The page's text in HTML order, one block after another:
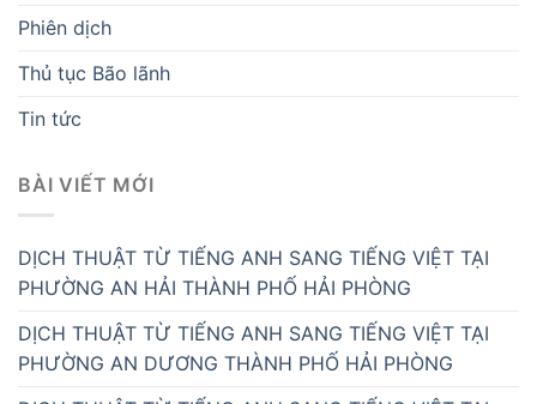
Phiên dịch
Thủ tục Bão lãnh
Tin tức
BÀI VIẾT MỚI
DỊCH THUẬT TỪ TIẾNG ANH SANG TIẾNG VIỆT TẠI
PHƯỜNG AN HẢI THÀNH PHỐ HẢI PHÒNG
DỊCH THUẬT TỪ TIẾNG ANH SANG TIẾNG VIỆT TẠI
PHƯỜNG AN DƯƠNG THÀNH PHỐ HẢI PHÒNG